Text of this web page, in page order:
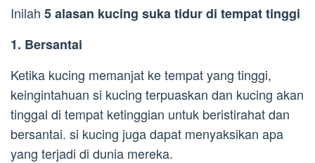
Inilah 5 alasan kucing suka tidur di tempat tinggi
1. Bersantai
Ketika kucing memanjat ke tempat yang tinggi,
keingintahuan si kucing terpuaskan dan kucing akan
tinggal di tempat ketinggian untuk beristirahat dan
bersantai. si kucing juga dapat menyaksikan apa
yang terjadi di dunia mereka.